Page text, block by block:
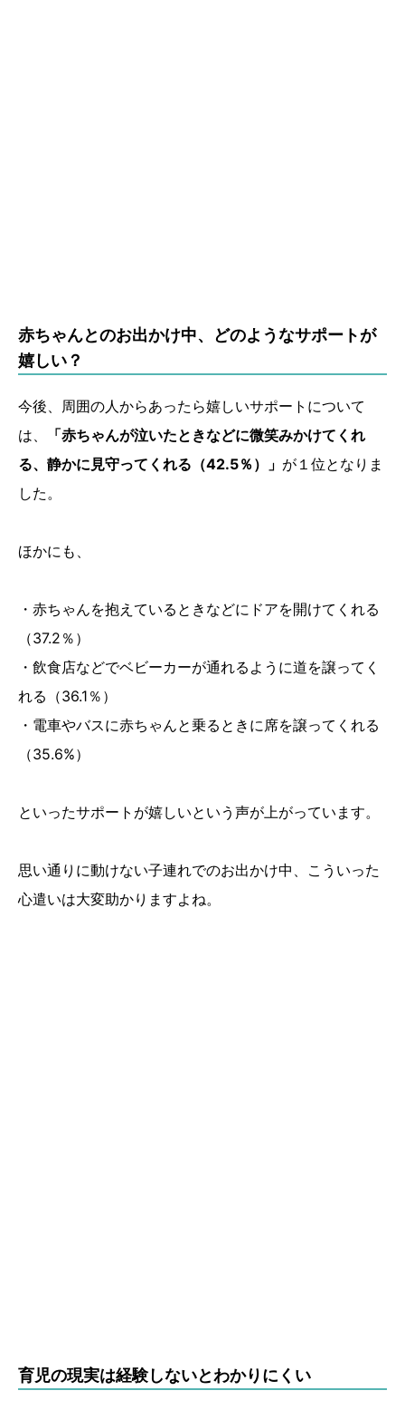
赤ちゃんとのお出かけ中、どのようなサポートが
嬉しい？
今後、周囲の人からあったら嬉しいサポートについて
は、
「赤ちゃんが泣いたときなどに微笑みかけてくれ
る、静かに見守ってくれる（42.5％）」 が１位となりま
した。
ほかにも、
・赤ちゃんを抱えているときなどにドアを開けてくれる
（37.2％）
・飲食店などでベビーカーが通れるように道を譲ってく
れる（36.1％）
・電車やバスに赤ちゃんと乗るときに席を譲ってくれる
（35.6%）
といったサポートが嬉しいという声が上がっています。
思い通りに動けない子連れでのお出かけ中、こういった
心遣いは大変助かりますよね。
育児の現実は経験しないとわかりにくい